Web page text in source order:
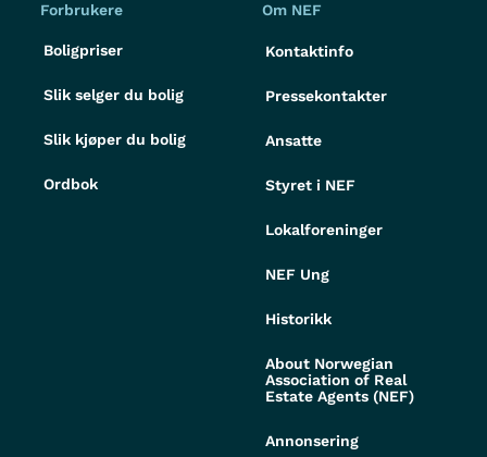
Forbrukere
Boligpriser
Slik selger du bolig
Slik kjøper du bolig
Ordbok
Om NEF
Kontaktinfo
Pressekontakter
Ansatte
Styret i NEF
Lokalforeninger
NEF Ung
Historikk
About Norwegian
Association of Real
Estate Agents (NEF)
Annonsering